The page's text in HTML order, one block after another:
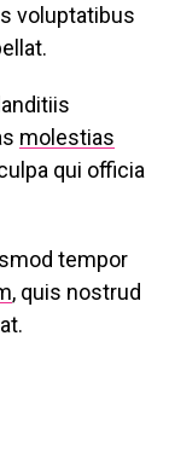
voluptatibus
molestias
qui officia
tempor
, quis nostrud